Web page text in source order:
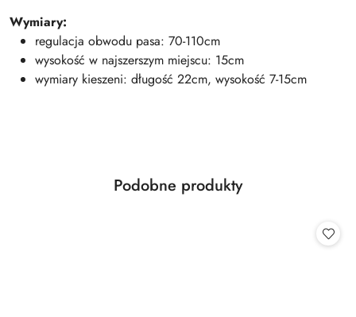
Wymiary:
regulacja obwodu pasa: 70-110cm
wysokość w najszerszym miejscu: 15cm
wymiary kieszeni: długość 22cm, wysokość 7-15cm
Pomiń karuzelę produktów
Produkty
Podobne produkty